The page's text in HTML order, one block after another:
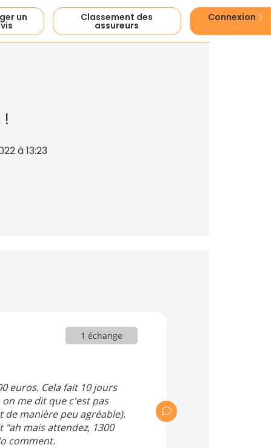
un Classement des
assureurs
Connexion
!
à 13:23
1 échange
euros. Cela fait 10 jours
me dit que c'est pas
manière peu agréable).
"ah mais attendez, 1300
comment.